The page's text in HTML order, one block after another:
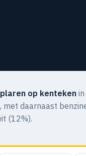
op kenteken
daarnaast
(12%).